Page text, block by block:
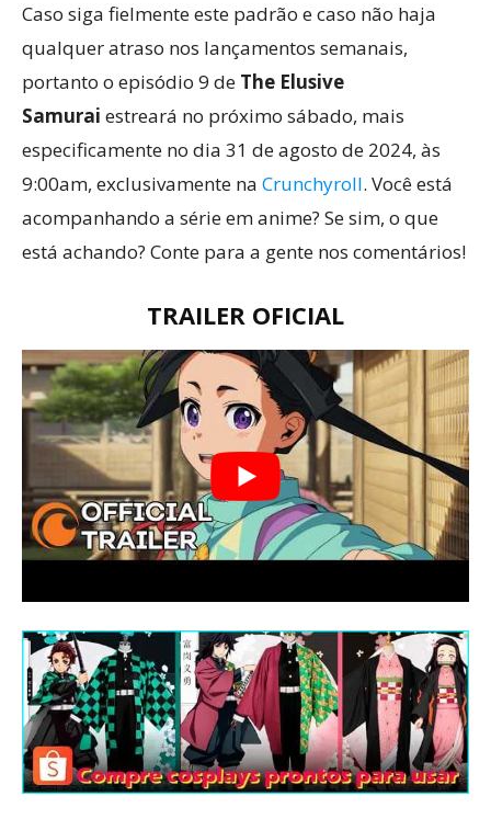
Caso siga fielmente este padrão e caso não haja
qualquer atraso nos lançamentos semanais,
portanto o episódio 9 de The Elusive
Samurai estreará no próximo sábado, mais
especificamente no dia 31 de agosto de 2024, às
9:00am, exclusivamente na Crunchyroll. Você está
acompanhando a série em anime? Se sim, o que
está achando? Conte para a gente nos comentários!
TRAILER OFICIAL